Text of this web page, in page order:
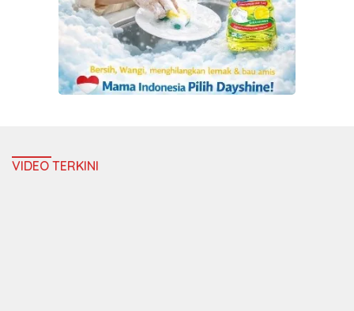
VIDEO TERKINI